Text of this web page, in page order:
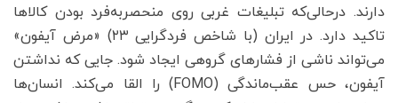
دارند. درحالی‌که تبلیغات غربی روی منحصربه‌فرد بودن کالاها
تاکید دارد. در ایران (با شاخص فردگرایی ۲۳) «مرض آیفون»
می‌تواند ناشی از فشارهای گروهی ایجاد شود. جایی که نداشتن
آیفون، حس عقب‌ماندگی (FOMO) را القا می‌کند. انسان‌ها